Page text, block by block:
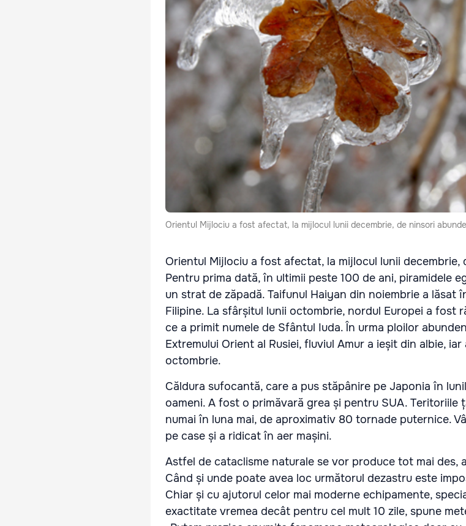
Orientul Mijlociu a fost afectat, la mijlocul lunii decembrie, de ninsori
Orientul Mijlociu a fost afectat, la mijlocul lunii decembrie,
Pentru prima dată, în ultimii peste 100 de ani, piramidele
un strat de zăpadă. Taifunul Haiyan din noiembrie a lăsat
Filipine. La sfârșitul lunii octombrie, nordul Europei a fost
ce a primit numele de Sfântul Iuda. În urma ploilor
Extremului Orient al Rusiei, fluviul Amur a ieșit din albie,
octombrie.
Căldura sufocantă, care a pus stăpânire pe Japonia în
oameni. A fost o primăvară grea și pentru SUA. Teritoriile
numai în luna mai, de aproximativ 80 tornade puternice.
pe case și a ridicat în aer mașini.
Astfel de cataclisme naturale se vor produce tot mai des,
Când și unde poate avea loc următorul dezastru este
Chiar și cu ajutorul celor mai moderne echipamente,
exactitate vremea decât pentru cel mult 10 zile, spune